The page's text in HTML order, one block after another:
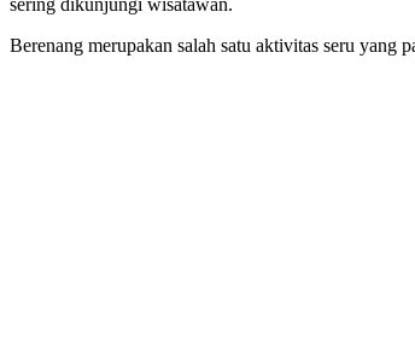
Berenang merupakan salah satu aktivitas seru yang